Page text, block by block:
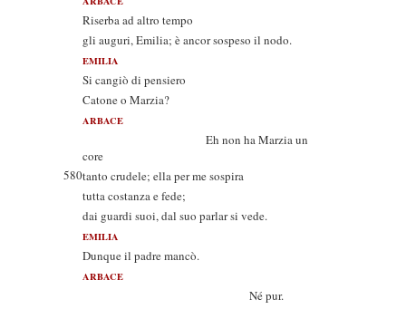
Riserba ad altro tempo
gli auguri, Emilia; è ancor sospeso il nodo.
EMILIA
Si cangiò di pensiero
Catone o Marzia?
ARBACE
Eh non ha Marzia un
core
580tanto crudele; ella per me sospira
tutta costanza e fede;
dai guardi suoi, dal suo parlar si vede.
EMILIA
Dunque il padre mancò.
ARBACE
Né pur.